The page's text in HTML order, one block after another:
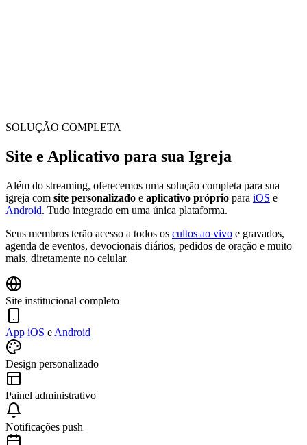
SOLUÇÃO COMPLETA
Site e Aplicativo para sua Igreja
Além do streaming, oferecemos uma solução completa para sua
igreja com site personalizado e aplicativo próprio para iOS e
Android. Tudo integrado em uma única plataforma.
Seus membros terão acesso a todos os cultos ao vivo e gravados,
agenda de eventos, devocionais diários, pedidos de oração e muito
mais, diretamente no celular.
Site institucional completo
App iOS e Android
Design personalizado
Painel administrativo
Notificações push